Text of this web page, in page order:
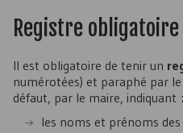
Registre obligatoire
Il est obligatoire de tenir un
numérotées) et paraphé par
défaut, par le maire, indiquant :
les noms et prénoms des